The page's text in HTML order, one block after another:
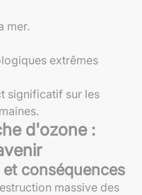
mer.
extrêmes
significatif sur les
d'ozone :
conséquences
massive des